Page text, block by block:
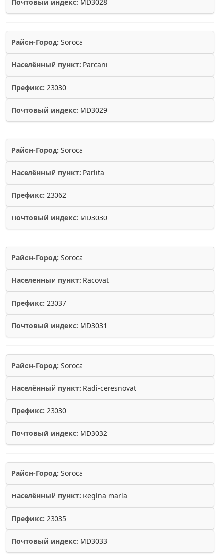
Почтовый индекс: MD3028
Район-Город: Soroca
Населённый пункт: Parcani
Префикс: 23030
Почтовый индекс: MD3029
Район-Город: Soroca
Населённый пункт: Parlita
Префикс: 23062
Почтовый индекс: MD3030
Район-Город: Soroca
Населённый пункт: Racovat
Префикс: 23037
Почтовый индекс: MD3031
Район-Город: Soroca
Населённый пункт: Radi-ceresnovat
Префикс: 23030
Почтовый индекс: MD3032
Район-Город: Soroca
Населённый пункт: Regina maria
Префикс: 23035
Почтовый индекс: MD3033